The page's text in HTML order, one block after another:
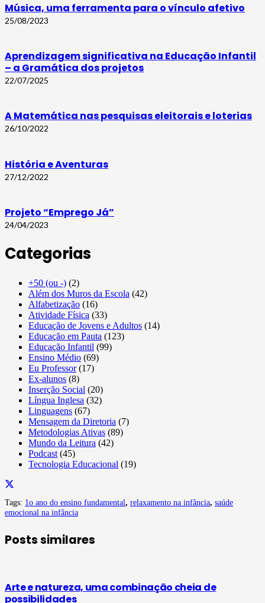
Música, uma ferramenta para o vínculo afetivo
25/08/2023
Aprendizagem significativa na Educação Infantil
– a Gramática dos projetos
22/07/2025
A Matemática nas pesquisas eleitorais e loterias
26/10/2022
História e Aventuras
27/12/2022
Projeto “Emprego Já”
24/04/2023
Categorias
+50 (ou -) (2)
Além dos Muros da Escola (42)
Alfabetização (16)
Atividade Física (33)
Educação de Jovens e Adultos (14)
Educação em Pauta (123)
Educação Infantil (99)
Ensino Médio (69)
Eu Professor(17)
Ex-alunos (8)
Inserção Social (20)
Língua Inglesa (32)
Linguagens (67)
Mensagem da Diretoria (7)
Metodologias Ativas (89)
Mundo da Leitura (42)
Podcast (45)
Tecnologia Educacional (19)
Tags: 1o ano do ensino fundamental, relaxamento na infância, saúde
emocional na infância
Posts similares
Arte e natureza, uma combinação cheia de
possibilidades